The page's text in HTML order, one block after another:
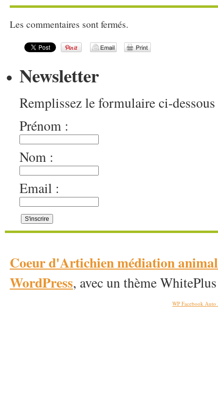
Les commentaires sont fermés.
Newsletter
Remplissez le formulaire ci-
Prénom :
Nom :
Email :
Coeur d'Artichien médiation
WordPress, avec un thème
WP Facebook Auto